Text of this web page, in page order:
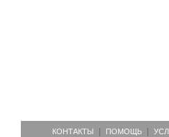
КОНТАКТЫ ПОМОЩЬ